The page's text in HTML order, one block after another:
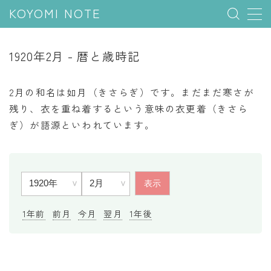
KOYOMI NOTE
五節句
年中行事
七十二候
雑節
1920年2月 - 暦と歳時記
2月の和名は如月（きさらぎ）です。まだまだ寒さが
残り、衣を重ね着するという意味の衣更着（きさら
ぎ）が語源といわれています。
1年前 前月 今月 翌月 1年後